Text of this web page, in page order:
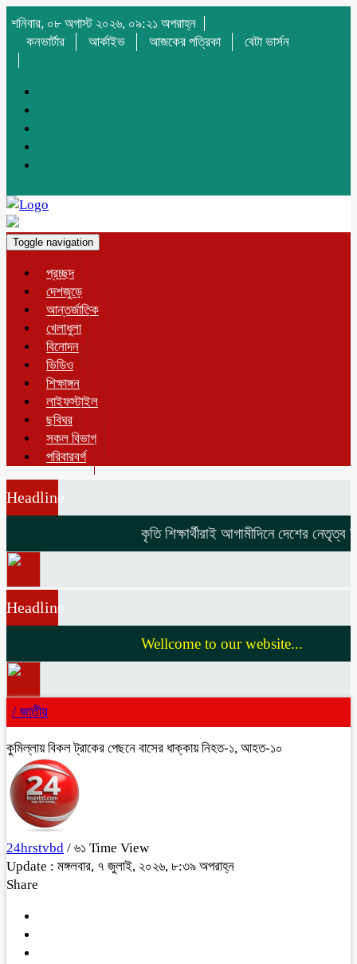
শনিবার, ০৮ অগাস্ট ২০২৬, ০৯:২১ অপরাহ্ন
কনভার্টার
আর্কাইভ আজকের পত্রিকা বেটা ভার্সন
Toggle navigation
প্রচ্ছদ
দেশজুড়ে
আন্তর্জাতিক
খেলাধুলা
বিনোদন
ভিডিও
শিক্ষাঙ্গন
লাইফস্টাইল
ছবিঘর
সকল বিভাগ
পরিবারবর্গ
Headline
কৃতি শিক্ষার্থীরাই আগামীদিনে দেশের নেতৃত্ব
Headline
Wellcome to our website...
/ জাতীয়
কুমিল্লায় বিকল ট্রাকের পেছনে বাসের ধাক্কায় নিহত-১, আহত-১০
24hrstvbd / ৬১ Time View
Update : মঙ্গলবার, ৭ জুলাই, ২০২৬, ৮:৩৯ অপরাহ্ন
Share